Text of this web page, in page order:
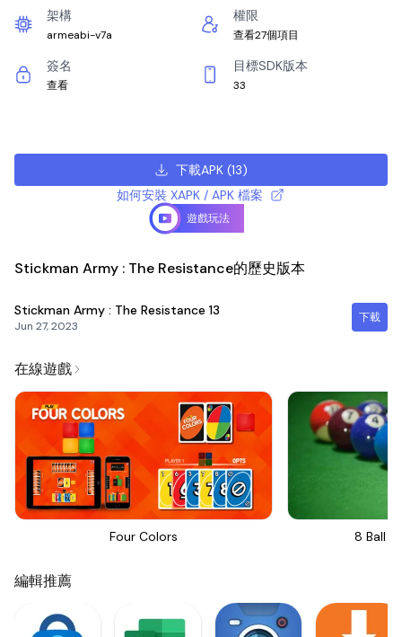
架構
armeabi-v7a
權限
查看27個項目
簽名
查看
目標SDK版本
33
下載APK(13)
如何安裝 XAPK / APK 檔案
遊戲玩法
Stickman Army : The Resistance的歷史版本
Stickman Army : The Resistance 13
Jun 27, 2023
下載
在線遊戲
Four Colors 8 Ball
編輯推薦